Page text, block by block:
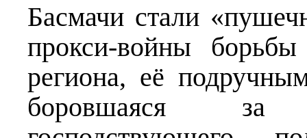
Басмачи стали
прокси-войны
региона, её
боровшаяся за